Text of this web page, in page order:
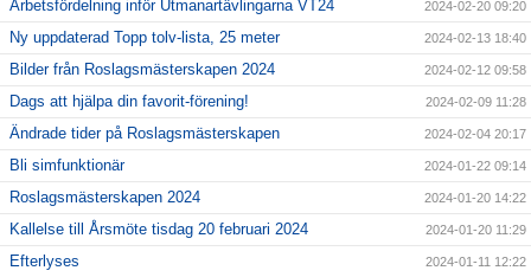
Arbetsfördelning inför Utmanartävlingarna VT24 2024-02-20 09:20
Ny uppdaterad Topp tolv-lista, 25 meter 2024-02-13 18:40
Bilder från Roslagsmästerskapen 2024 2024-02-12 09:58
Dags att hjälpa din favorit-förening! 2024-02-09 11:28
Ändrade tider på Roslagsmästerskapen 2024-02-04 20:17
Bli simfunktionär 2024-01-22 09:14
Roslagsmästerskapen 2024 2024-01-20 14:22
Kallelse till Årsmöte tisdag 20 februari 2024 2024-01-20 11:29
Efterlyses 2024-01-11 12:22